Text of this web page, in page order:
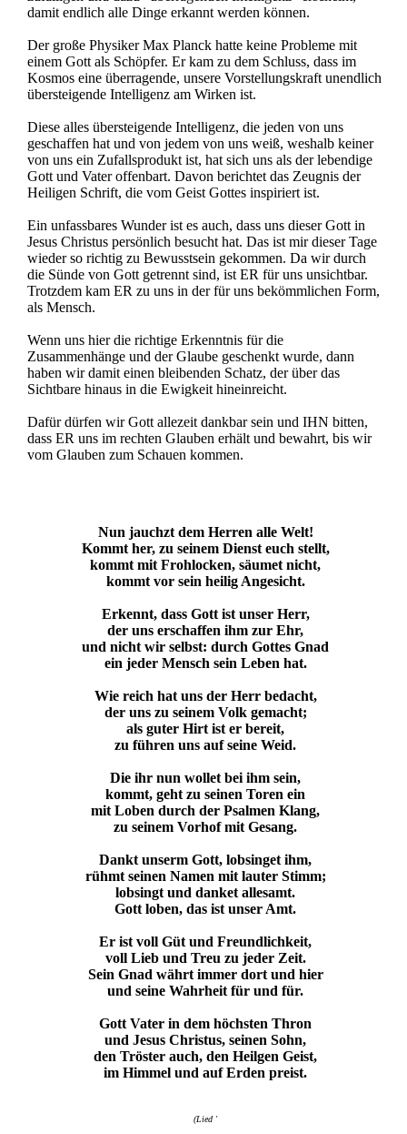
damit endlich alle Dinge erkannt werden können.
Der große Physiker Max Planck hatte keine Probleme mit
einem Gott als Schöpfer. Er kam zu dem Schluss, dass im
Kosmos eine überragende, unsere Vorstellungskraft unendlich
übersteigende Intelligenz am Wirken ist.
Diese alles übersteigende Intelligenz, die jeden von uns
geschaffen hat und von jedem von uns weiß, weshalb keiner
von uns ein Zufallsprodukt ist, hat sich uns als der lebendige
Gott und Vater offenbart. Davon berichtet das Zeugnis der
Heiligen Schrift, die vom Geist Gottes inspiriert ist.
Ein unfassbares Wunder ist es auch, dass uns dieser Gott in
Jesus Christus persönlich besucht hat. Das ist mir dieser Tage
wieder so richtig zu Bewusstsein gekommen. Da wir durch
die Sünde von Gott getrennt sind, ist ER für uns unsichtbar.
Trotzdem kam ER zu uns in der für uns bekömmlichen Form,
als Mensch.
Wenn uns hier die richtige Erkenntnis für die
Zusammenhänge und der Glaube geschenkt wurde, dann
haben wir damit einen bleibenden Schatz, der über das
Sichtbare hinaus in die Ewigkeit hineinreicht.
Dafür dürfen wir Gott allezeit dankbar sein und IHN bitten,
dass ER uns im rechten Glauben erhält und bewahrt, bis wir
vom Glauben zum Schauen kommen.
Nun jauchzt dem Herren alle Welt!
Kommt her, zu seinem Dienst euch stellt,
kommt mit Frohlocken, säumet nicht,
kommt vor sein heilig Angesicht.
Erkennt, dass Gott ist unser Herr,
der uns erschaffen ihm zur Ehr,
und nicht wir selbst: durch Gottes Gnad
ein jeder Mensch sein Leben hat.
Wie reich hat uns der Herr bedacht,
der uns zu seinem Volk gemacht;
als guter Hirt ist er bereit,
zu führen uns auf seine Weid.
Die ihr nun wollet bei ihm sein,
kommt, geht zu seinen Toren ein
mit Loben durch der Psalmen Klang,
zu seinem Vorhof mit Gesang.
Dankt unserm Gott, lobsinget ihm,
rühmt seinen Namen mit lauter Stimm;
lobsingt und danket allesamt.
Gott loben, das ist unser Amt.
Er ist voll Güt und Freundlichkeit,
voll Lieb und Treu zu jeder Zeit.
Sein Gnad währt immer dort und hier
und seine Wahrheit für und für.
Gott Vater in dem höchsten Thron
und Jesus Christus, seinen Sohn,
den Tröster auch, den Heilgen Geist,
im Himmel und auf Erden preist.
(Lied '